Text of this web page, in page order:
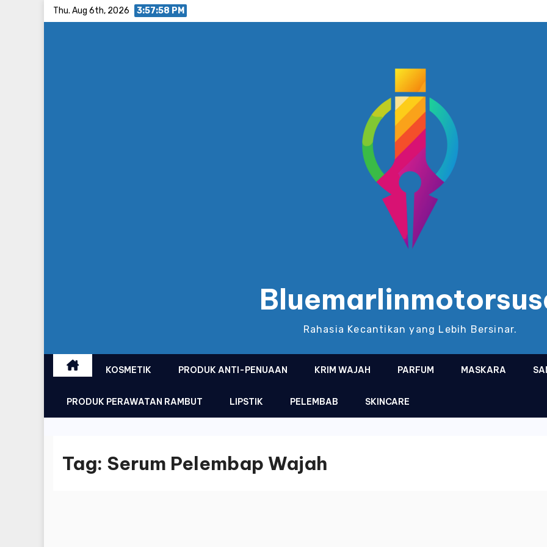
Thu. Aug 6th, 2026 3:57:58 PM
Rahasia Kecantikan yang Lebih Bersinar.
KOSMETIK PRODUK ANTI-PENUAAN KRIM WAJAH PARFUM MASKARA
PRODUK PERAWATAN RAMBUT LIPSTIK PELEMBAB SKINCARE
Tag: Serum Pelembap Wajah